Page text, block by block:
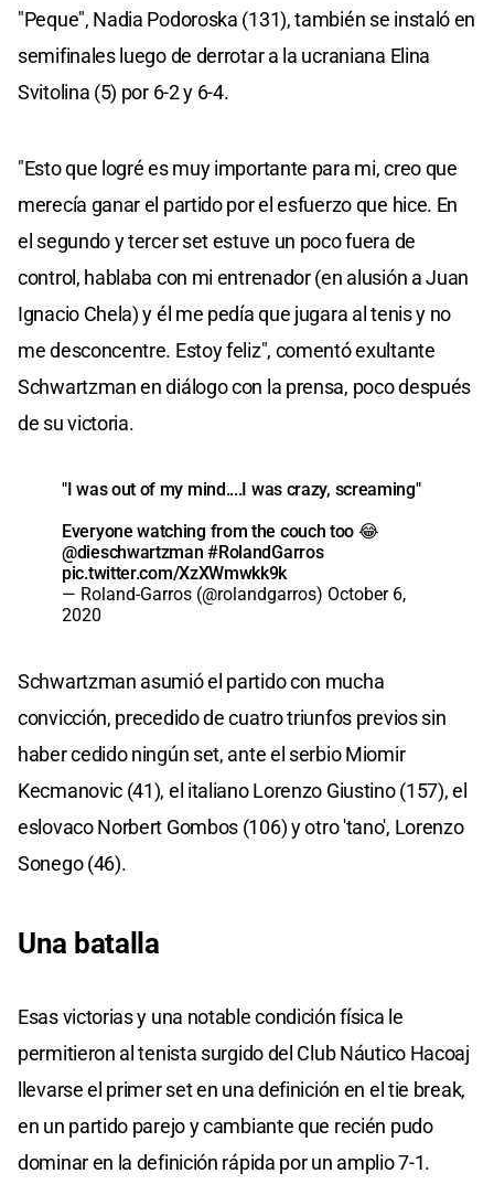
"Peque", Nadia Podoroska (131), también se instaló en
semifinales luego de derrotar a la ucraniana Elina
Svitolina (5) por 6-2 y 6-4.
"Esto que logré es muy importante para mi, creo que
merecía ganar el partido por el esfuerzo que hice. En
el segundo y tercer set estuve un poco fuera de
control, hablaba con mi entrenador (en alusión a Juan
Ignacio Chela) y él me pedía que jugara al tenis y no
me desconcentre. Estoy feliz", comentó exultante
Schwartzman en diálogo con la prensa, poco después
de su victoria.
"I was out of my mind....I was crazy, screaming"
Everyone watching from the couch too 😂
@dieschwartzman #RolandGarros
pic.twitter.com/XzXWmwkk9k
— Roland-Garros (@rolandgarros) October 6,
2020
Schwartzman asumió el partido con mucha
convicción, precedido de cuatro triunfos previos sin
haber cedido ningún set, ante el serbio Miomir
Kecmanovic (41), el italiano Lorenzo Giustino (157), el
eslovaco Norbert Gombos (106) y otro 'tano', Lorenzo
Sonego (46).
Una batalla
Esas victorias y una notable condición física le
permitieron al tenista surgido del Club Náutico Hacoaj
llevarse el primer set en una definición en el tie break,
en un partido parejo y cambiante que recién pudo
dominar en la definición rápida por un amplio 7-1.